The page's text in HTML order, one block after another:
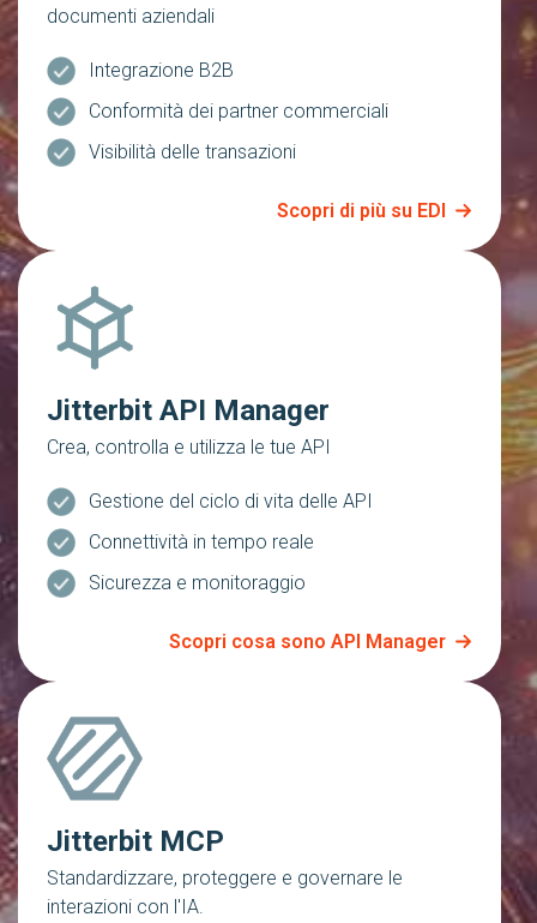
documenti aziendali
Integrazione B2B
Conformità dei partner commerciali
Visibilità delle transazioni
Scopri di più su EDI
Jitterbit API Manager
Crea, controlla e utilizza le tue API
Gestione del ciclo di vita delle API
Connettività in tempo reale
Sicurezza e monitoraggio
Scopri cosa sono API Manager
Jitterbit MCP
Standardizzare, proteggere e governare le
interazioni con l'IA.